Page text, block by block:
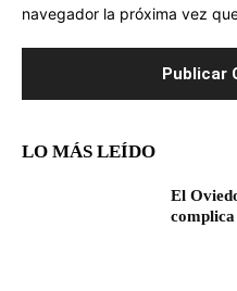
navegador la próxima vez
LO MÁS LEÍDO
El